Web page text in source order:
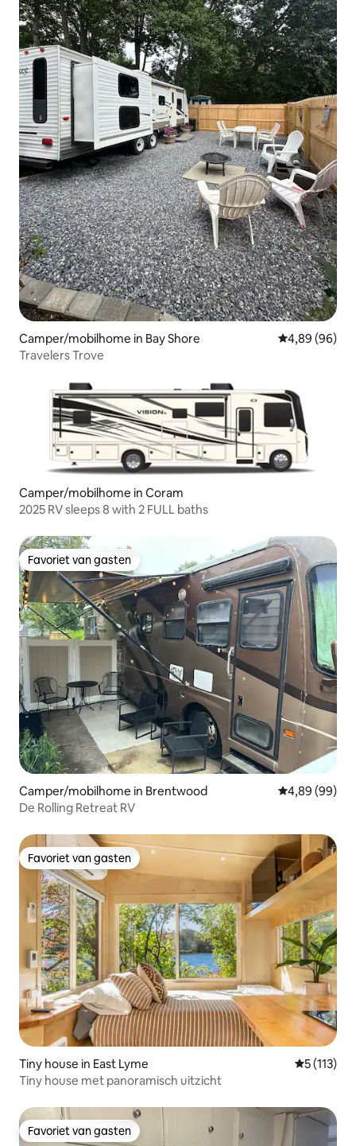
Camper/mobilhome in Bay Shore Gemiddelde
4,89 (96)
Travelers Trove
Camper/mobilhome in Coram
2025 RV sleeps 8 with 2 FULL baths
Favoriet van gasten
Favoriet van gasten
Camper/mobilhome in Brentwood Gemiddelde
4,89 (99)
De Rolling Retreat RV
Favoriet van gasten
Favoriet van gasten
Tiny house in East Lyme
5 (113)
Tiny house met panoramisch uitzicht
Favoriet van gasten
Favoriet van gasten